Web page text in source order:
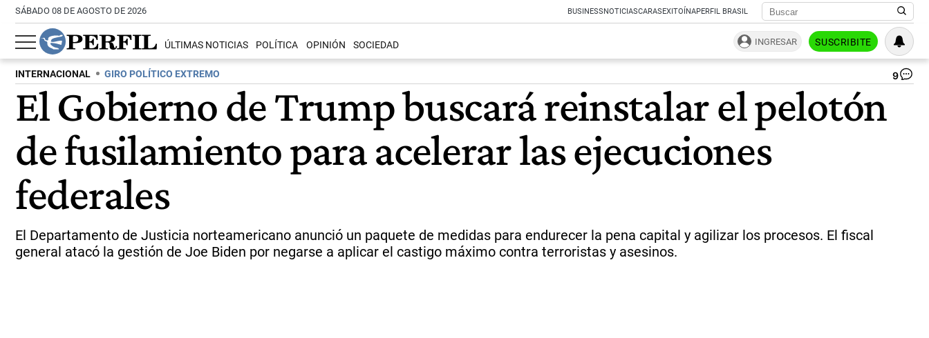
SÁBADO 08 DE AGOSTO DE 2026 BUSINESSNOTICIASCARASEXITOÍNAPERFIL BRASIL
ÚLTIMAS NOTICIAS POLÍTICA OPINIÓN SOCIEDAD INGRESAR SUSCRIBITE
INTERNACIONAL GIRO POLÍTICO EXTREMO 9
El Gobierno de Trump buscará reinstalar el pelotón
de fusilamiento para acelerar las ejecuciones
federales
El Departamento de Justicia norteamericano anunció un paquete de medidas para endurecer la pena capital y agilizar los procesos. El fiscal
general atacó la gestión de Joe Biden por negarse a aplicar el castigo máximo contra terroristas y asesinos.